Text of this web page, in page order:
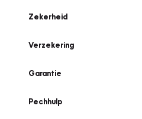
Zekerheid
Verzekering
Garantie
Pechhulp